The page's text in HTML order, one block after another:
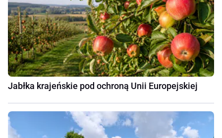
Jabłka krajeńskie pod ochroną Unii Europejskiej